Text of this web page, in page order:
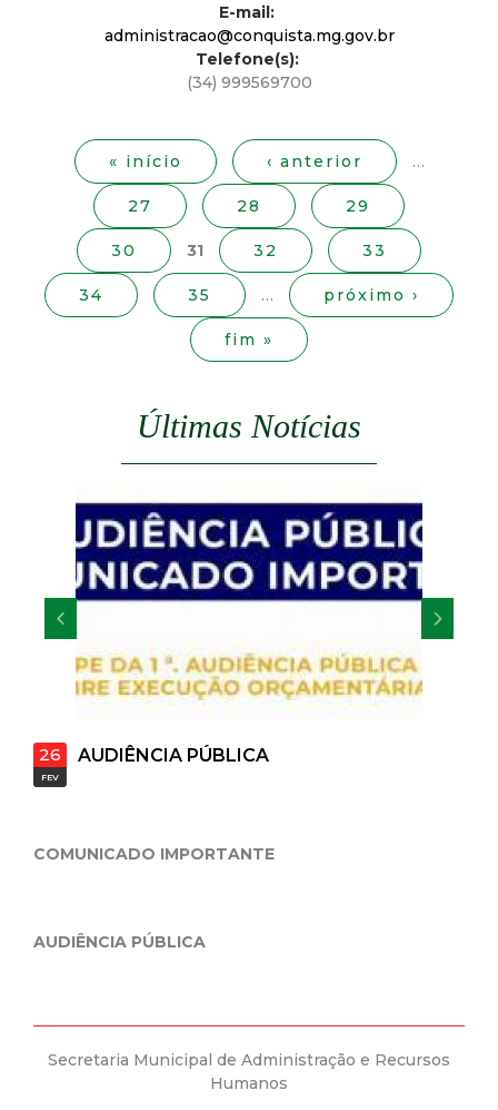
t
E-mail:
administracao@conquista.mg.gov.br
Telefone(s):
(34) 999569700
« início ‹ anterior …
27 28 29
30 31 32 33
34 35 … próximo ›
fim »
Últimas Notícias
26
FEV
AUDIÊNCIA PÚBLICA
COMUNICADO IMPORTANTE
AUDIÊNCIA PÚBLICA
Secretaria Municipal de Administração e Recursos
Humanos